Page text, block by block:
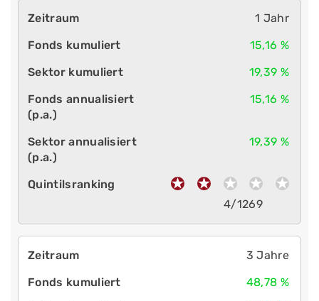
1 Jahr
15,16 %
19,39 %
15,16 %
19,39 %
4/1269
3 Jahre
48,78 %